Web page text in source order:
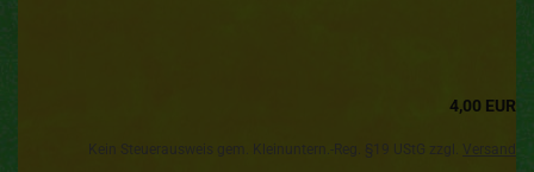
4,00 EUR